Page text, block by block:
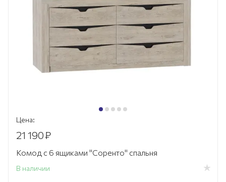
Цена:
21 190₽
Комод с 6 ящиками "Соренто" спальня
В наличии